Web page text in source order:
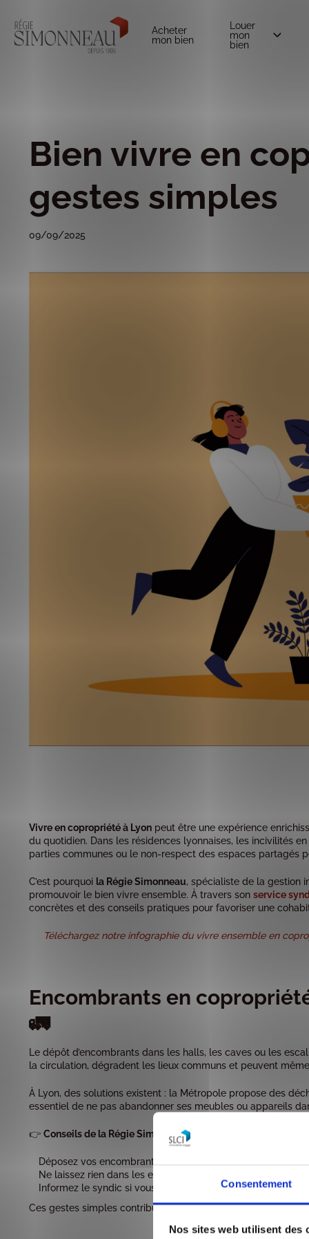
Consentement
Nos sites web utilisent des
Acheter
mon bien
Louer
mon
bien
Bien vivre en
gestes simples
09/09/2025
Vivre en copropriété à Lyon peut être une expérience
du quotidien. Dans les résidences lyonnaises, les incivilités
parties communes ou le non-respect des espaces partagés
C’est pourquoi la Régie Simonneau, spécialiste de la gestion
promouvoir le bien vivre ensemble. À travers son service
concrètes et des conseils pratiques pour favoriser une
Téléchargez notre infographie du vivre ensemble en
Encombrants en
🚛
Le dépôt d’encombrants dans les halls, les caves ou les
la circulation, dégradent les lieux communs et peuvent
À Lyon, des solutions existent : la Métropole propose des
essentiel de ne pas abandonner ses meubles ou appareils
👉 Conseils de la Régie Simonneau:
Déposez vos encombrants en déchetterie ou lors des
Ne laissez rien dans les espaces partagés
Informez le syndic si vous constatez un dépôt sauvage
Ces gestes simples contribuent à maintenir une copropriété